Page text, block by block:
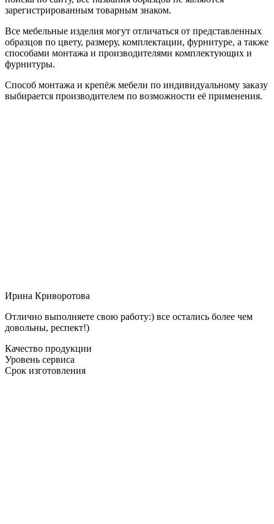
зарегистрированным товарным знаком.
Все мебельные изделия могут отличаться от представленных
образцов по цвету, размеру, комплектации, фурнитуре, а также
способами монтажа и производителями комплектующих и
фурнитуры.
Способ монтажа и крепёж мебели по индивидуальному заказу
выбирается производителем по возможности её применения.
Ирина Криворотова
Отлично выполняете свою работу:) все остались более чем
довольны, респект!)
Качество продукции
Уровень сервиса
Срок изготовления